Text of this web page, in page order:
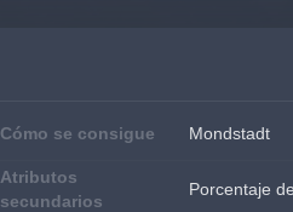
Cómo se consigue Mondstadt
Atributos
secundarios
Porcentaje